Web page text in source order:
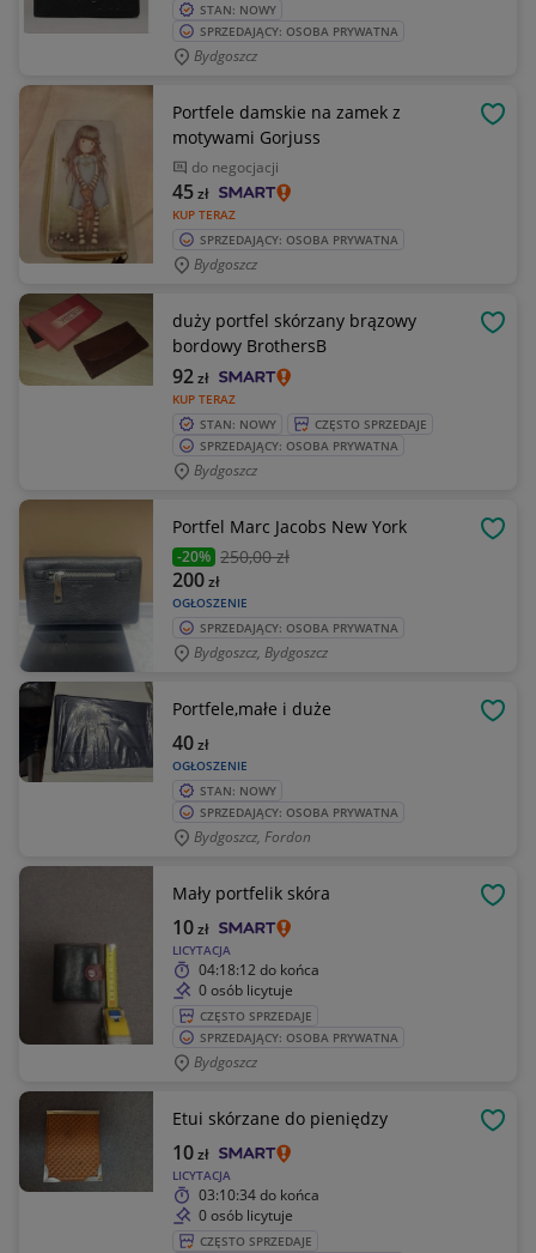
STAN: NOWY
SPRZEDAJĄCY: OSOBA PRYWATNA
Bydgoszcz
Portfele damskie na zamek z
motywami Gorjuss
do negocjacji
KUP TERAZ
45zł
SPRZEDAJĄCY: OSOBA PRYWATNA
Bydgoszcz
duży portfel skórzany brązowy
bordowy BrothersB
KUP TERAZ
92zł
STAN: NOWY
CZĘSTO SPRZEDAJE
SPRZEDAJĄCY: OSOBA PRYWATNA
Bydgoszcz
Portfel Marc Jacobs New York
-20% 250,00 zł
OGŁOSZENIE
200zł
SPRZEDAJĄCY: OSOBA PRYWATNA
Bydgoszcz, Bydgoszcz
Portfele,małe i duże
OGŁOSZENIE
40zł
STAN: NOWY
SPRZEDAJĄCY: OSOBA PRYWATNA
Bydgoszcz, Fordon
Mały portfelik skóra
LICYTACJA
10zł
04:18:12 do końca
0 osób licytuje
CZĘSTO SPRZEDAJE
SPRZEDAJĄCY: OSOBA PRYWATNA
Bydgoszcz
Etui skórzane do pieniędzy
LICYTACJA
10zł
03:10:34do końca
0 osób licytuje
CZĘSTO SPRZEDAJE